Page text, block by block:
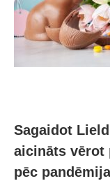
Sagaidot
aicināts vērot
pēc